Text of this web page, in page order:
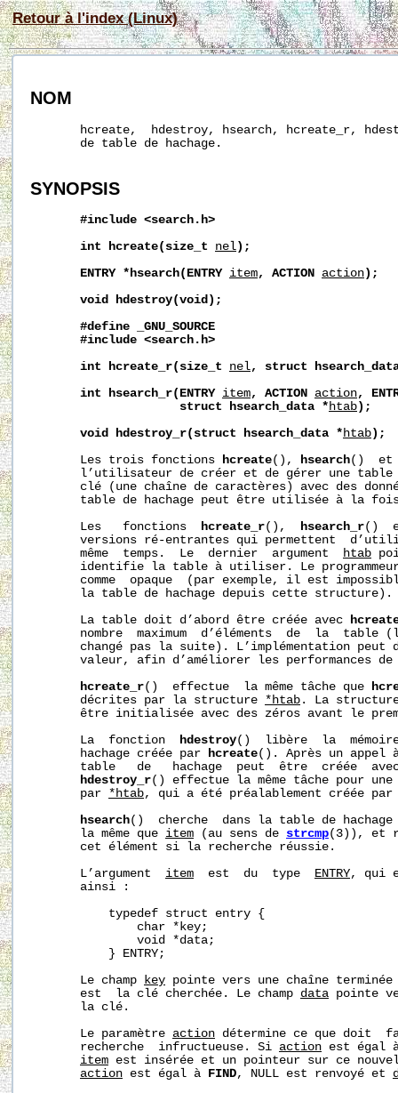
Retour à l'index (Linux)
NOM
hcreate,  hdestroy, hsearch, hcreate_r,
       de table de hachage.
SYNOPSIS
#include <search.h>
int
hcreate(size_t nel );
ENTRY *hsearch(ENTRY item, ACTION action );
void hdestroy(void);
#define
_GNU_SOURCE
#include <search.h>
int
hcreate_r(size_t nel, struct
int
hsearch_r(ENTRY item, ACTION action,
struct
hsearch_data *htab );
void hdestroy_r(struct hsearch_data *htab );
       Les trois fonctions
hcreate(), hsearch()
l’utilisateur de créer et de gérer une
clé (une chaîne de caractères) avec des
table de hachage peut être utilisée à la
       Les   fonctions
hcreate_r(), hsearch_r()
versions ré-entrantes qui permettent
       même  temps.  Le  dernier  argument
htab
identifie la table à utiliser. Le
comme  opaque  (par exemple, il est
       la table de hachage depuis cette structure).
       La table doit d’abord être créée avec
nombre  maximum  d’éléments  de  la  table
changé pas la suite). L’implémentation peut
valeur, afin d’améliorer les performances
hcreate_r()  effectue  la même tâche que
       décrites par la structure
*htab . La
être initialisée avec des zéros avant le
       La  fonction
hdestroy()  libère  la
       hachage créée par
hcreate(). Après un appel
table   de   hachage  peut  être  créée
hdestroy_r() effectue la même tâche pour
       par
*htab, qui a été préalablement créée
hsearch()  cherche  dans la table de
       la même que
item (au sens de strcmp(3)), et
       cet élément si la recherche réussie.
       L’argument
item
  est  du  type
ENTRY, qui
       ainsi :
           typedef struct entry {
               char *key;
               void *data;
           } ENTRY;
       Le champ
key pointe vers une chaîne
       est  la clé cherchée. Le champ
data pointe
       la clé.
       Le paramètre
action détermine ce que doit
       recherche  infructueuse. Si
action est égal
item est insérée et un pointeur sur ce
action est égal à FIND, NULL est renvoyé et